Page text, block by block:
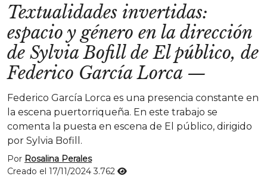
Textualidades invertidas:
espacio y género en la dirección
de Sylvia Bofill de El público, de
Federico García Lorca —
Federico García Lorca es una presencia constante en
la escena puertorriqueña. En este trabajo se
comenta la puesta en escena de El público, dirigido
por Sylvia Bofill.
Por Rosalina Perales
Creado el 17/11/20243.762